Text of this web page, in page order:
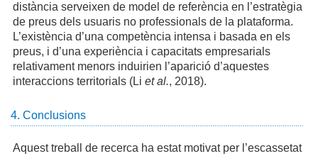
distància serveixen de model de referència en l’estratègia
de preus dels usuaris no professionals de la plataforma.
L’existència d’una competència intensa i basada en els
preus, i d’una experiència i capacitats empresarials
relativament menors induirien l’aparició d’aquestes
interaccions territorials (Li et al., 2018).
4. Conclusions
Aquest treball de recerca ha estat motivat per l’escassetat